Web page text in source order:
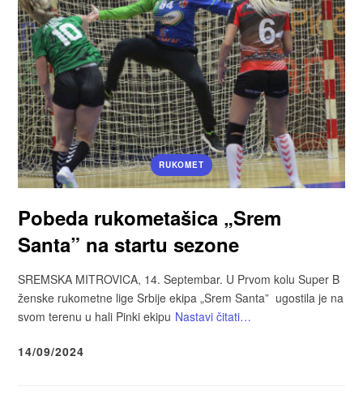
RUKOMET
Pobeda rukometašica „Srem
Santa” na startu sezone
SREMSKA MITROVICA, 14. Septembar. U Prvom kolu Super B
ženske rukometne lige Srbije ekipa „Srem Santa” ugostila je na
svom terenu u hali Pinki ekipu Nastavi čitati…
14/09/2024